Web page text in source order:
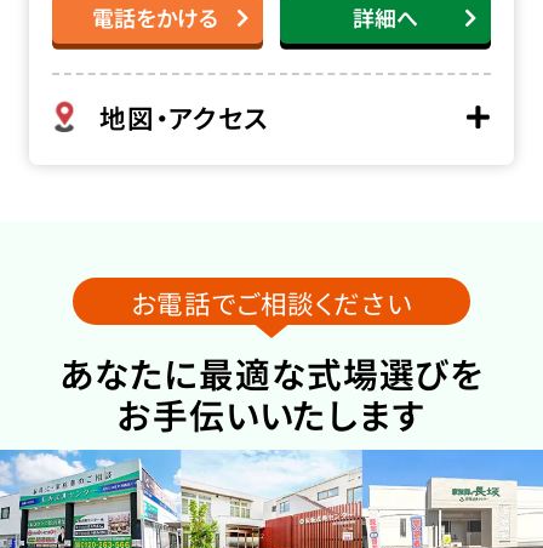
電話をかける 詳細へ
地図・アクセス
お電話でご相談ください
あなたに最適な式場選びを
お手伝いいたします